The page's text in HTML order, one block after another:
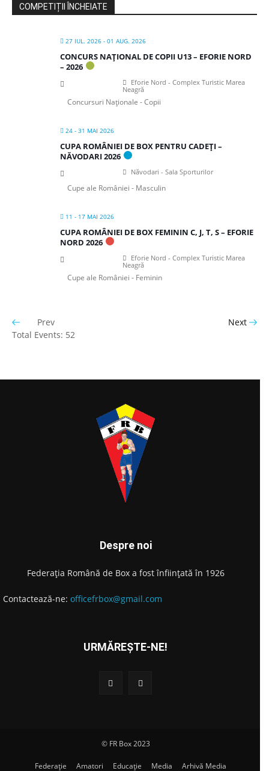
COMPETIȚII ÎNCHEIATE
27 IUL. 2026 - 01 AUG. 2026
CONCURS NAȚIONAL DE COPII U13 – EFORIE NORD
– 2026
Eforie Nord - Complex Turistic Marea
Neagră
Concursuri Naționale - Copii
24 - 31 MAI 2026
CUPA ROMÂNIEI DE BOX PENTRU CADEȚI –
NĂVODARI 2026
Năvodari - Sala Sporturilor
Cupe ale României - Masculin
11 - 17 MAI 2026
CUPA ROMÂNIEI DE BOX FEMININ C, J, T, S – EFORIE
NORD 2026
Eforie Nord - Complex Turistic Marea
Neagră
Cupe ale României - Feminin
Prev
Next
Total Events: 52
Despre noi
Federația Română de Box a fost înființată în 1926
Contactează-ne: officefrbox@gmail.com
URMĂREȘTE-NE!
© FR Box 2023
Federație Amatori Educație Media Arhivă Media